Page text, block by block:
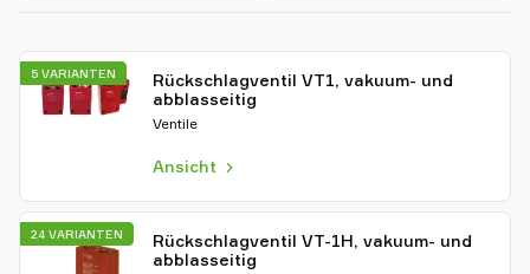
Rückschlagventil VT1, vakuum- und
abblasseitig
Ventile
Ansicht
5 VARIANTEN
Rückschlagventil VT-1H, vakuum- und
abblasseitig
24 VARIANTEN